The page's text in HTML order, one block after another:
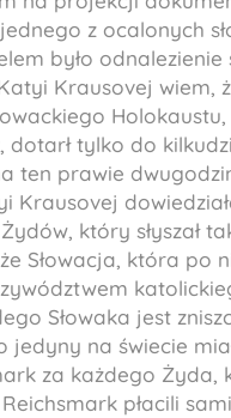
z ocalonych
było odnalezienie
Krausovej wiem,
tylko do
ten prawie
Krausovej
który słyszał
Słowacja, która po
Słowaka jest
jedyny na świecie
za każdego
płacili